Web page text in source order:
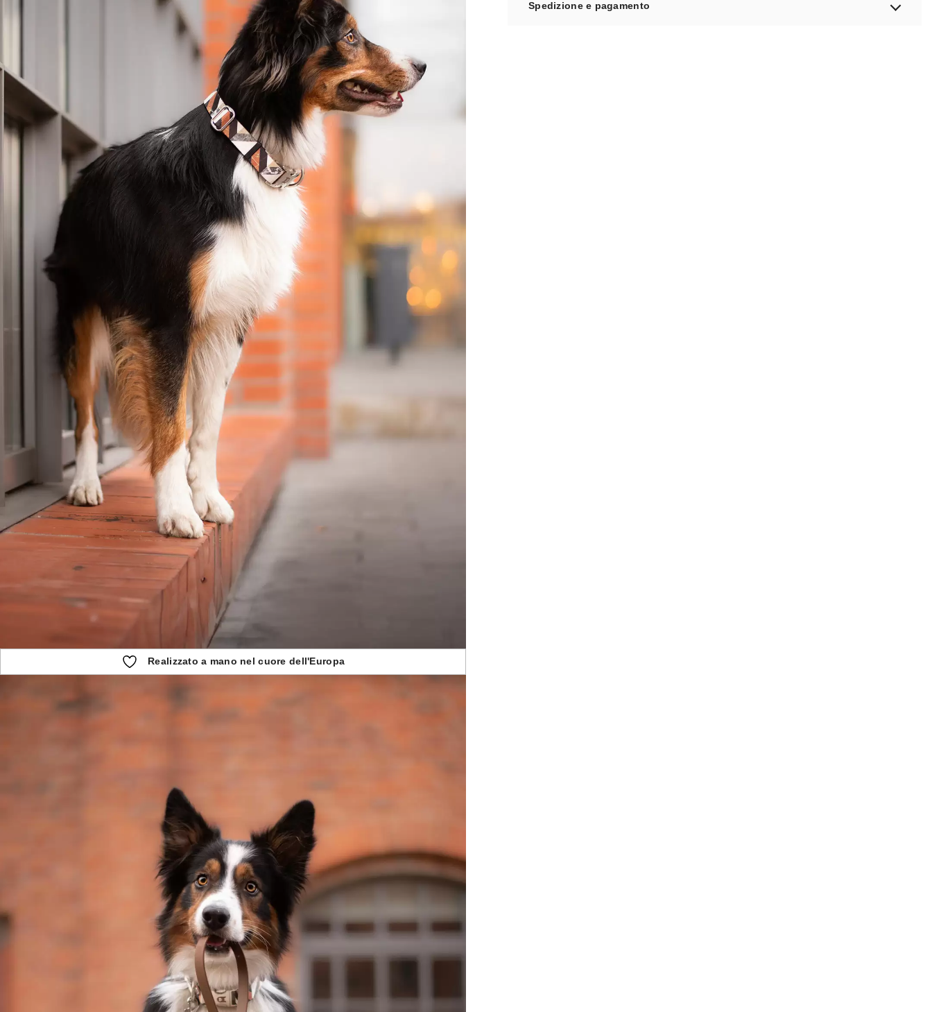
Realizzato a mano nel cuore dell'Europa
Spedizione e pagamento